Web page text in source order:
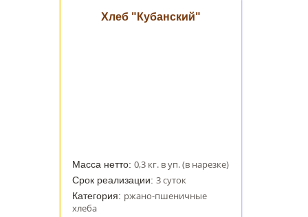
Хлеб "Кубанский"
Масса нетто: 0,3 кг. в уп. (в нарезке)
Срок реализации: 3 суток
Категория: ржано-пшеничные
хлеба